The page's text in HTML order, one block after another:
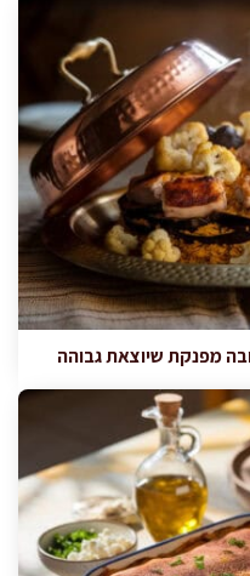
מפנקת שיוצאת גבוהה